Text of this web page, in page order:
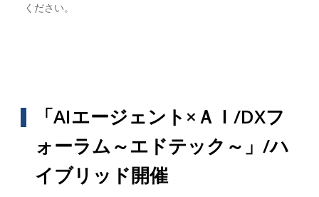
ください。
「AIエージェント×ＡＩ/DXフ
ォーラム～エドテック～」/ハ
イブリッド開催